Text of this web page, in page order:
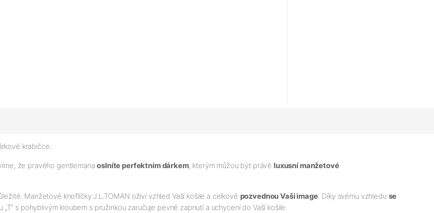
krabičce.
že pravého gentlemanaoslníte perfektním dárkem, kterým můžou být právě luxusní manžetové
Manžetové knoflíčky J.L.TOMAN oživí vzhled Vaší košile a celkově pozvednou Vaši image. Díky svému vzhledu se
„T" s pohyblivým kloubem s pružinkou zaručuje pevné zapnutí a uchycení do Vaší košile.